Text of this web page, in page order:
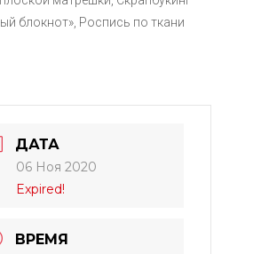
блокнот», Роспись по ткани
ДАТА
06 Ноя 2020
Expired!
ВРЕМЯ